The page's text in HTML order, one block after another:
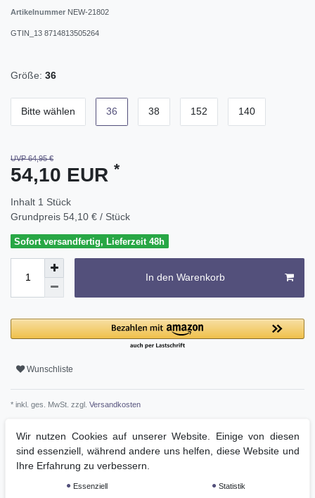
Artikelnummer NEW-21802
GTIN_13 8714813505264
Größe: 36
Bitte wählen 36 38 152 140
UVP 64,95 €
54,10 EUR *
Inhalt 1 Stück
Grundpreis 54,10 € / Stück
Sofort versandfertig, Lieferzeit 48h
In den Warenkorb
Wunschliste
* inkl. ges. MwSt. zzgl. Versandkosten
Beschreibung
Wir nutzen Cookies auf unserer Website. Einige von diesen
sind essenziell, während andere uns helfen, diese Website und
Ihre Erfahrung zu verbessern.
Essenziell Statistik